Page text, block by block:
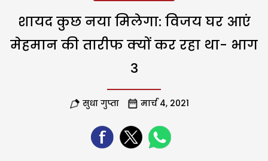
शायद कुछ नया मिलेगा: विजय घर आएं
मेहमान की तारीफ क्यों कर रहा था- भाग
3
सुधा गुप्ता मार्च 4, 2021